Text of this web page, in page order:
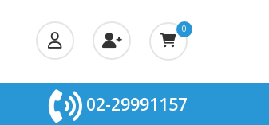
0
02-29991157